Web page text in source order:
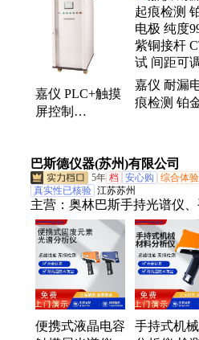
防尘检测设备、非标定制设备
嘉仪 PLC+触摸
屏控制
JAY-5287X
嘉仪 耐漏
痕检测 铂
试 间距可调
巴斯德仪器(苏州)有限公司
5年 档 安心购 综合体
真实性已核验 江苏苏州
主营： 奥林巴斯手持光谱仪
谱仪、三丰影像仪、合金分
圆度仪、三丰卡尺
便携式液晶电容
手持式机